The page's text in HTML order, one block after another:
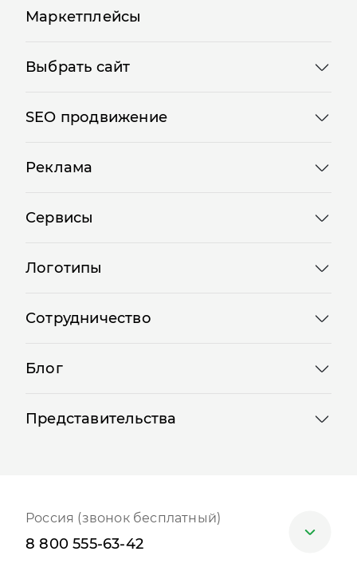
Маркетплейсы
Выбрать сайт
SEO продвижение
Реклама
Сервисы
Логотипы
Сотрудничество
Блог
Представительства
Россия (звонок бесплатный)
8 800 555-63-42